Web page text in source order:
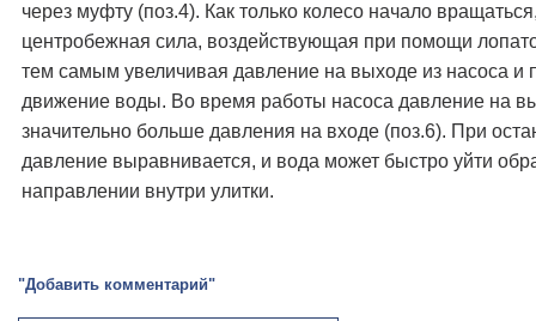
через муфту (поз.4). Как только колесо начало
центробежная сила, воздействующая при помощи
тем самым увеличивая давление на выходе из насоса и
движение воды. Во время работы насоса давление на
значительно больше давления на входе (поз.6). При
давление выравнивается, и вода может быстро уйти
направлении внутри улитки.
"Добавить комментарий"